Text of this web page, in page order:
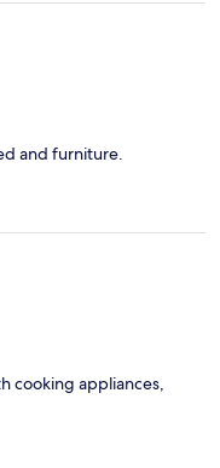
and furniture.
cooking appliances,